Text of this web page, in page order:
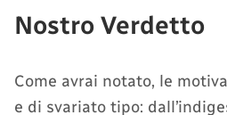
Nostro Verdetto
Come avrai notato, le
e di svariato tipo: